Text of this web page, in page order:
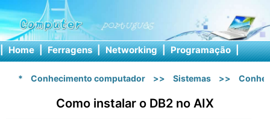
| Home | Ferragens | Networking | Programação |
* Conhecimento computador >> Sistemas >>
Como instalar o DB2 no AIX